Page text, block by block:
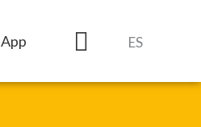
App ES